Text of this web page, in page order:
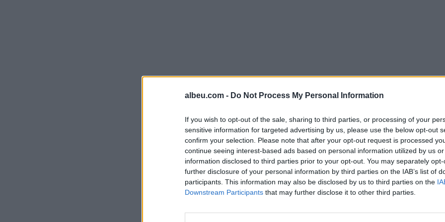
albeu.com - Do Not Process My Personal Information
If you wish to opt-out of the sale, sharing to third parties, or processing of your
sensitive information for targeted advertising by us, please use the below opt-out
confirm your selection. Please note that after your opt-out request is processed
continue seeing interest-based ads based on personal information utilized by us
information disclosed to third parties prior to your opt-out. You may separately
further disclosure of your personal information by third parties on the IAB’s list of
participants. This information may also be disclosed by us to third parties on the
Downstream Participants that may further disclose it to other third parties.